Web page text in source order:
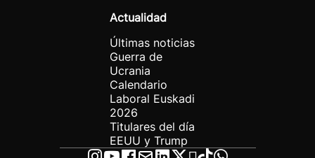
Actualidad
Últimas noticias
Guerra de
Ucrania
Calendario
Laboral Euskadi
2026
Titulares del día
EEUU y Trump